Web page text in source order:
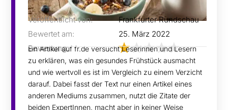
Veröffentlicht von:
Frankfurter Rundschau
Bewertet am:
25. März 2022
Bewertung:
Ein Artikel auf fr.de versucht Leserinnen und Lesern
zu erklären, was ein gesundes Frühstück ausmacht
und wie wertvoll es ist im Vergleich zu einem Verzicht
darauf. Dabei fasst der Text nur einen Artikel eines
anderen Mediums zusammen, nutzt die Zitate der
beiden ExpertInnen, macht aber in keiner Weise